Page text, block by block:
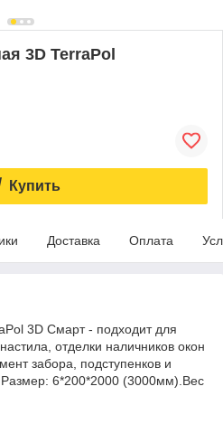
3D TerraPol
Купить
Доставка Оплата
3D Смарт - подходит для
отделки наличников окон
забора, подступенков и
6*200*2000 (3000мм).Вес